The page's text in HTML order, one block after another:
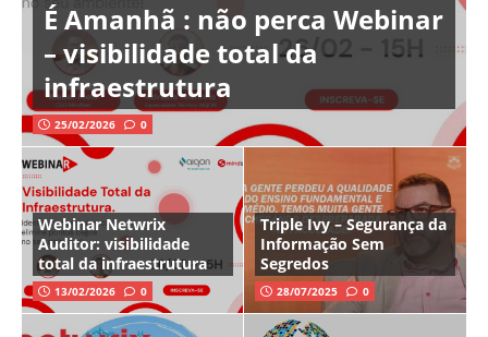
É Amanhã : não perca Webinar
– visibilidade total da
infraestrutura
25/02/2026 0
Webinar Netwrix
Auditor: visibilidade
total da infraestrutura
13/02/2026 0
Triple Ivy – Segurança da
Informação Sem
Segredos
28/07/2025 0